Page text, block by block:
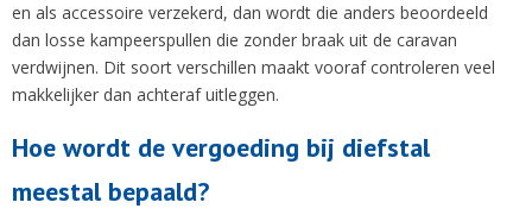
en als accessoire verzekerd, dan wordt die anders beoordeeld
dan losse kampeerspullen die zonder braak uit de caravan
verdwijnen. Dit soort verschillen maakt vooraf controleren veel
makkelijker dan achteraf uitleggen.
Hoe wordt de vergoeding bij diefstal
meestal bepaald?